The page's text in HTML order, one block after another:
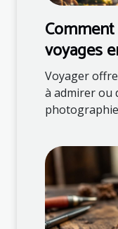
voyages
Voyager
à admirer ou